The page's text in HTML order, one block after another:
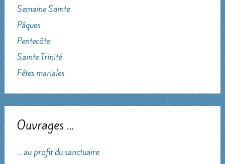
Semaine Sainte
Pâques
Pentecôte
Sainte Trinité
Fêtes mariales
Ouvrages …
... au profit du sanctuaire